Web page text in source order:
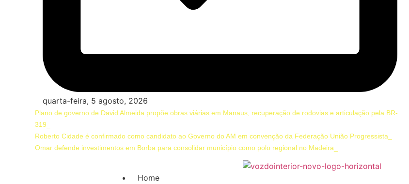
quarta-feira, 5 agosto, 2026
Plano de governo de David Almeida propõe obras viárias em Manaus, recuperação de rodovias e articulação pela BR-
319
Roberto Cidade é confirmado como candidato ao Governo do AM em convenção da Federação União Progressista
Omar defende investimentos em Borba para consolidar município como polo regional no Madeira
Home